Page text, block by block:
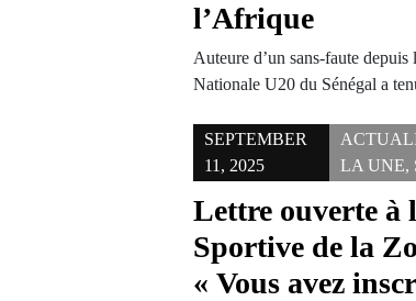
l’Afrique
Auteure d’un sans-faute
Nationale U20 du Sénégal a
SEPTEMBER
11, 2025
LA UNE,
Lettre ouverte à
Sportive de la
« Vous avez